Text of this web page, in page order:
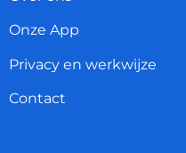
Onze App
Privacy en werkwijze
Contact